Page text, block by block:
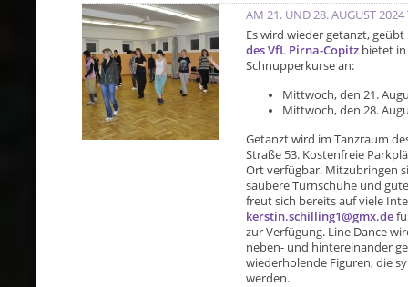
AM 21. UND 28. AUGUST
Es wird wieder getanzt,
des VfL Pirna-Copitz bietet
Schnupperkurse an:
Mittwoch, den 21.
Mittwoch, den 28.
Getanzt wird im Tanzraum
Straße 53. Kostenfreie
Ort verfügbar. Mitzubringen
saubere Turnschuhe und
freut sich bereits auf viele
kerstin.schilling1@gmx.de
zur Verfügung. Line Dance
neben- und hintereinander
wiederholende Figuren, die
werden.